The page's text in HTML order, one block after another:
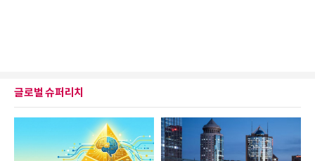
글로벌 슈퍼리치